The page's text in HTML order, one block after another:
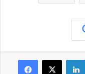
Facebook
X